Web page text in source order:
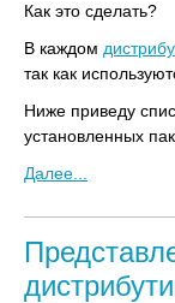
Как это сделать?
В каждом
так как
Ниже приведу
установленных
Далее...